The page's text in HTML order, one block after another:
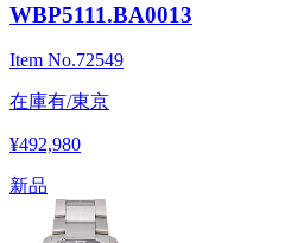
WBP5111.BA0013
Item No.72549
在庫有/東京
¥492,980
新品